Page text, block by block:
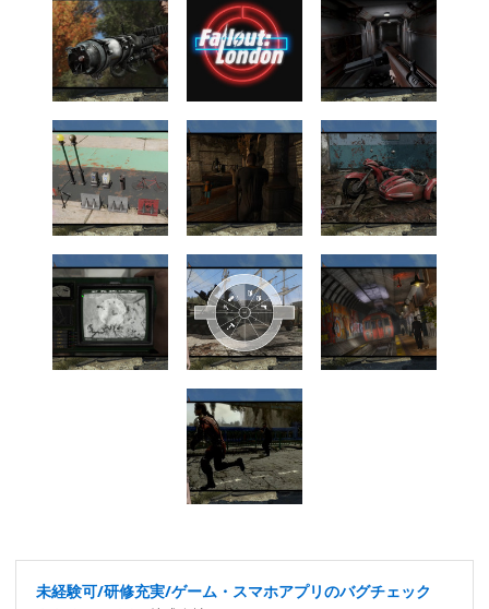
未経験可/研修充実/ゲーム・スマホアプリのバグチェック